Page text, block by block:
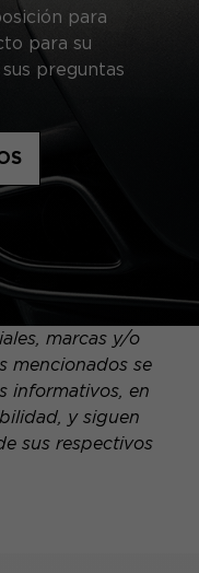
para
para su
preguntas
marcas y/o
mencionados se
informativos, en
y siguen
sus respectivos